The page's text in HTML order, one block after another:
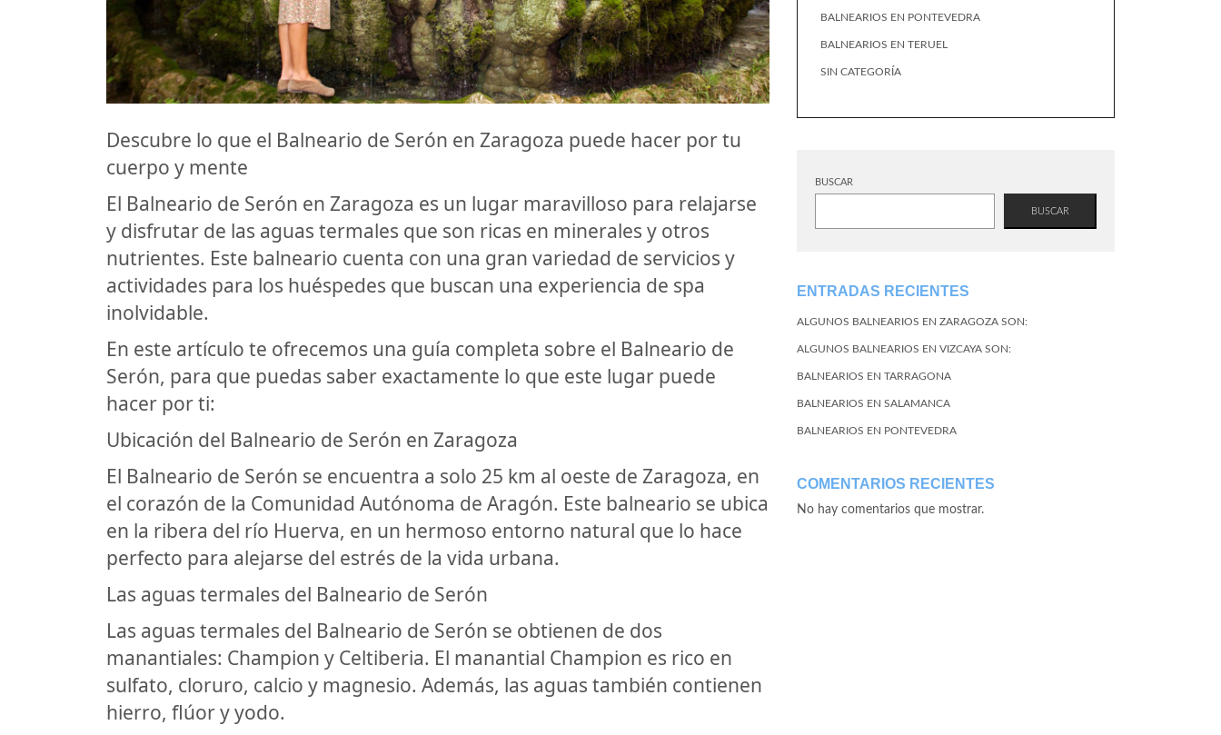
Descubre lo que el Balneario de Serón en Zaragoza puede hacer por tu
cuerpo y mente
El Balneario de Serón en Zaragoza es un lugar maravilloso para relajarse
y disfrutar de las aguas termales que son ricas en minerales y otros
nutrientes. Este balneario cuenta con una gran variedad de servicios y
actividades para los huéspedes que buscan una experiencia de spa
inolvidable.
En este artículo te ofrecemos una guía completa sobre el Balneario de
Serón, para que puedas saber exactamente lo que este lugar puede
hacer por ti:
Ubicación del Balneario de Serón en Zaragoza
El Balneario de Serón se encuentra a solo 25 km al oeste de Zaragoza, en
el corazón de la Comunidad Autónoma de Aragón. Este balneario se ubica
en la ribera del río Huerva, en un hermoso entorno natural que lo hace
perfecto para alejarse del estrés de la vida urbana.
Las aguas termales del Balneario de Serón
Las aguas termales del Balneario de Serón se obtienen de dos
manantiales: Champion y Celtiberia. El manantial Champion es rico en
sulfato, cloruro, calcio y magnesio. Además, las aguas también contienen
hierro, flúor y yodo.
BALNEARIOS EN PONTEVEDRA
BALNEARIOS EN TERUEL
SIN CATEGORÍA
BUSCAR
BUSCAR
ENTRADAS RECIENTES
ALGUNOS BALNEARIOS EN ZARAGOZA SON:
ALGUNOS BALNEARIOS EN VIZCAYA SON:
BALNEARIOS EN TARRAGONA
BALNEARIOS EN SALAMANCA
BALNEARIOS EN PONTEVEDRA
COMENTARIOS RECIENTES
No hay comentarios que mostrar.